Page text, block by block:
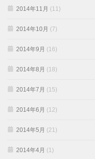
2014年11月 (11)
2014年10月 (7)
2014年9月 (16)
2014年8月 (18)
2014年7月 (15)
2014年6月 (12)
2014年5月 (21)
2014年4月 (1)